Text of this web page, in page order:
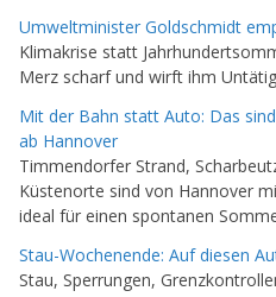
Umweltminister Goldschmidt
Klimakrise statt
Merz scharf und wirft ihm
Mit der Bahn statt Auto: Das
ab Hannover
Timmendorfer Strand,
Küstenorte sind von Hannover
ideal für einen spontanen
Stau-Wochenende: Auf diesen
Stau, Sperrungen,